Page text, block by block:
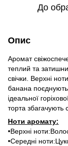
До
Опис
Аромат
теплий та
свічки. Верхні
банана
ідеальної
торта збагачують
Ноти аромату:
•Верхні
•Середні